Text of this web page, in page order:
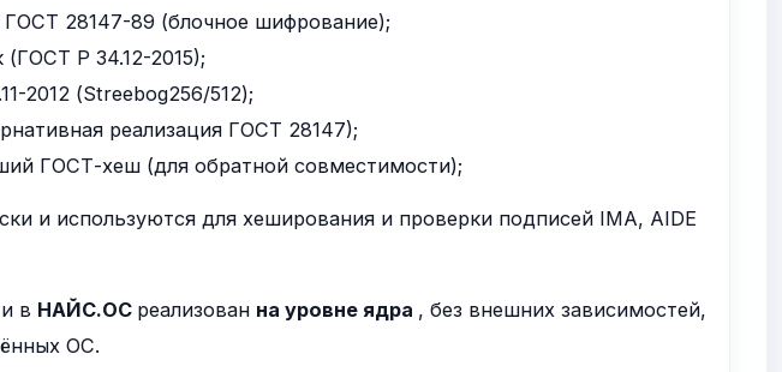
28147-89 (блочное шифрование);
Р 34.12-2015);
2012 (Streebog256/512);
реализация ГОСТ 28147);
ГОСТ-хеш (для обратной совместимости);
и используются для хеширования и проверки подписей IMA, AIDE
в НАЙС.ОС реализован на уровне ядра , без внешних зависимостей,
ОС.